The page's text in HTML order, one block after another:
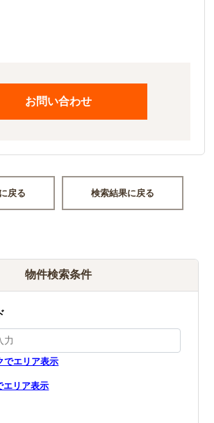
お問い合わせ
戻る 検索結果に戻る
物件検索条件